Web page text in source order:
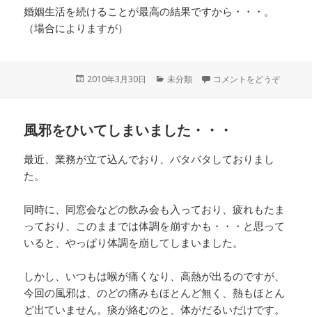
婚姻生活を続けることが最高の結果ですから・・・。
（場合によりますが）
投
2010年3月30日
カ
ー
未分類 コメントをどうぞ
風邪をひいてしまいました・・・
最近、業務が立て込んでおり、バタバタしておりまし
た。
同時に、同窓会などの飲み会も入っており、疲れもたま
っており、このままでは体調を崩すかも・・・と思って
いると、やっぱり体調を崩してしまいました。
しかし、いつもは喉が痛くなり、高熱が出るのですが、
今回の風邪は、のどの痛みもほとんど無く、熱もほとん
ど出ていません。痰が絡むのと、体がだるいだけです。